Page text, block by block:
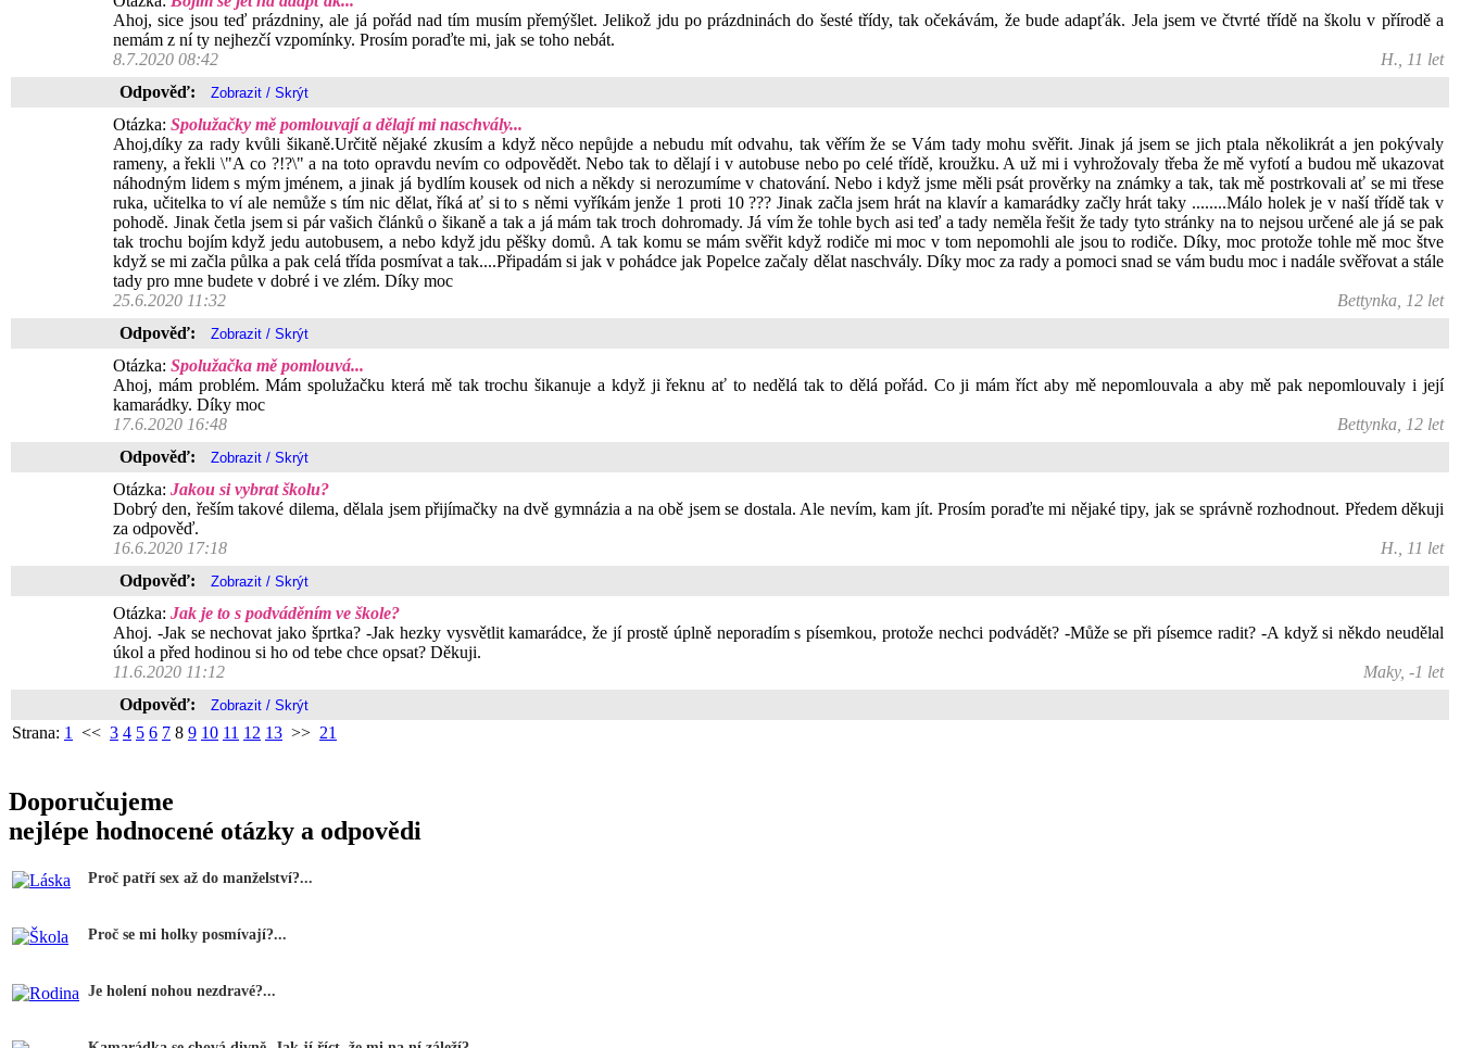
Ahoj, sice jsou teď prázdniny, ale já pořád nad tím musím přemýšlet. Jelikož jdu po prázdninách do šesté třídy, tak očekávám, že bude adapťák. Jela jsem ve čtvrté třídě na školu v přírodě a
nemám z ní ty nejhezčí vzpomínky. Prosím poraďte mi, jak se toho nebát.
8.7.2020 08:42
H., 11 let
Odpověď:
Otázka: Spolužačky mě pomlouvají a dělají mi naschvály...
Ahoj,díky za rady kvůli šikaně.Určitě nějaké zkusím a když něco nepůjde a nebudu mít odvahu, tak věřím že se Vám tady mohu svěřit. Jinak já jsem se jich ptala několikrát a jen pokývaly
rameny, a řekli \"A co ?!?\" a na toto opravdu nevím co odpovědět. Nebo tak to dělají i v autobuse nebo po celé třídě, kroužku. A už mi i vyhrožovaly třeba že mě vyfotí a budou mě ukazovat
náhodným lidem s mým jménem, a jinak já bydlím kousek od nich a někdy si nerozumíme v chatování. Nebo i když jsme měli psát prověrky na známky a tak, tak mě postrkovali ať se mi třese
ruka, učitelka to ví ale nemůže s tím nic dělat, říká ať si to s němi vyříkám jenže 1 proti 10 ??? Jinak začla jsem hrát na klavír a kamarádky začly hrát taky ........Málo holek je v naší třídě tak v
pohodě. Jinak četla jsem si pár vašich článků o šikaně a tak a já mám tak troch dohromady. Já vím že tohle bych asi teď a tady neměla řešit že tady tyto stránky na to nejsou určené ale já se pak
tak trochu bojím když jedu autobusem, a nebo když jdu pěšky domů. A tak komu se mám svěřit když rodiče mi moc v tom nepomohli ale jsou to rodiče. Díky, moc protože tohle mě moc štve
když se mi začla půlka a pak celá třída posmívat a tak....Připadám si jak v pohádce jak Popelce začaly dělat naschvály. Díky moc za rady a pomoci snad se vám budu moc i nadále svěřovat a stále
tady pro mne budete v dobré i ve zlém. Díky moc
25.6.2020 11:32
Bettynka, 12 let
Odpověď:
Otázka: Spolužačka mě pomlouvá...
Ahoj, mám problém. Mám spolužačku která mě tak trochu šikanuje a když ji řeknu ať to nedělá tak to dělá pořád. Co ji mám říct aby mě nepomlouvala a aby mě pak nepomlouvaly i její
kamarádky. Díky moc
17.6.2020 16:48
Bettynka, 12 let
Odpověď:
Otázka: Jakou si vybrat školu?
Dobrý den, řeším takové dilema, dělala jsem přijímačky na dvě gymnázia a na obě jsem se dostala. Ale nevím, kam jít. Prosím poraďte mi nějaké tipy, jak se správně rozhodnout. Předem děkuji
za odpověď.
16.6.2020 17:18
H., 11 let
Odpověď:
Otázka: Jak je to s podváděním ve škole?
Ahoj. -Jak se nechovat jako šprtka? -Jak hezky vysvětlit kamarádce, že jí prostě úplně neporadím s písemkou, protože nechci podvádět? -Může se při písemce radit? -A když si někdo neudělal
úkol a před hodinou si ho od tebe chce opsat? Děkuji.
11.6.2020 11:12
Maky, -1 let
Odpověď:
Strana: 1 << 3 4 5 6 7 8 9 10 11 12 13 >> 21
Doporučujeme
nejlépe hodnocené otázky a odpovědi
Proč patří sex až do manželství?...
Proč se mi holky posmívají?...
Je holení nohou nezdravé?...